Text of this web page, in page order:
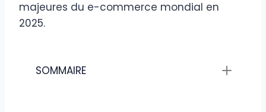
majeures du e-commerce mondial en
2025.
SOMMAIRE